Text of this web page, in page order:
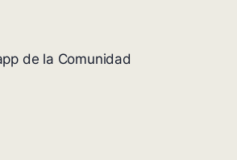
de la Comunidad